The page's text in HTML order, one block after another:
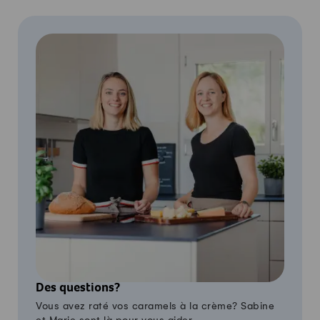
Des questions?
Vous avez raté vos caramels à la crème? Sabine